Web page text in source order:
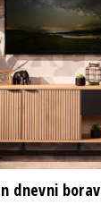
dnevni